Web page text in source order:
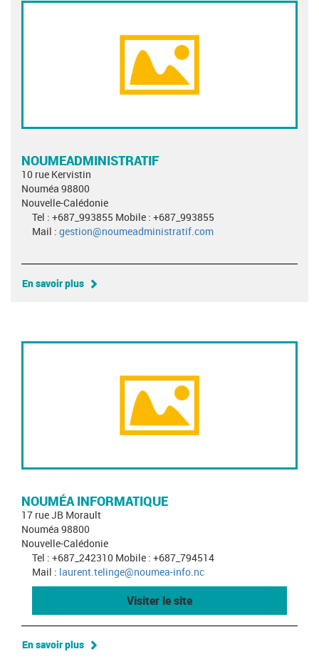
NOUMEADMINISTRATIF
10 rue Kervistin
Nouméa 98800
Nouvelle-Calédonie
Tel : +687_993855 Mobile : +687_993855
Mail : gestion@noumeadministratif.com
En savoir plus
NOUMÉA INFORMATIQUE
17 rue JB Morault
Nouméa 98800
Nouvelle-Calédonie
Tel : +687_242310 Mobile : +687_794514
Mail : laurent.telinge@noumea-info.nc
Visiter le site
En savoir plus